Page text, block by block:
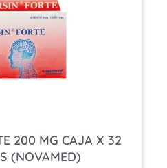
200 MG CAJA X 32
(NOVAMED)